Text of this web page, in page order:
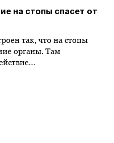
на стопы спасет от
так, что на стопы
органы. Там